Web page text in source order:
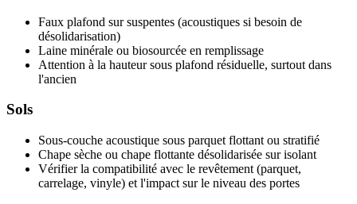
Faux plafond sur suspentes (acoustiques si besoin de
désolidarisation)
Laine minérale ou biosourcée en remplissage
Attention à la hauteur sous plafond résiduelle, surtout dans
l'ancien
Sols
Sous-couche acoustique sous parquet flottant ou stratifié
Chape sèche ou chape flottante désolidarisée sur isolant
Vérifier la compatibilité avec le revêtement (parquet,
carrelage, vinyle) et l'impact sur le niveau des portes